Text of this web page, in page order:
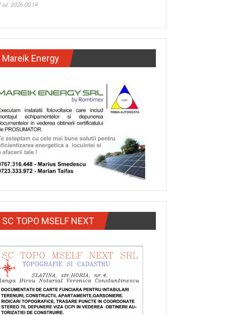
iul. 2026 00:14
Mareik Energy
SC TOPO MSELF NEXT